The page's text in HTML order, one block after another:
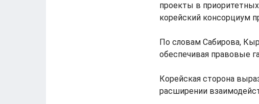
проекты в
корейский консорциум
По словам Сабирова,
обеспечивая правовые
Корейская сторона
расширении